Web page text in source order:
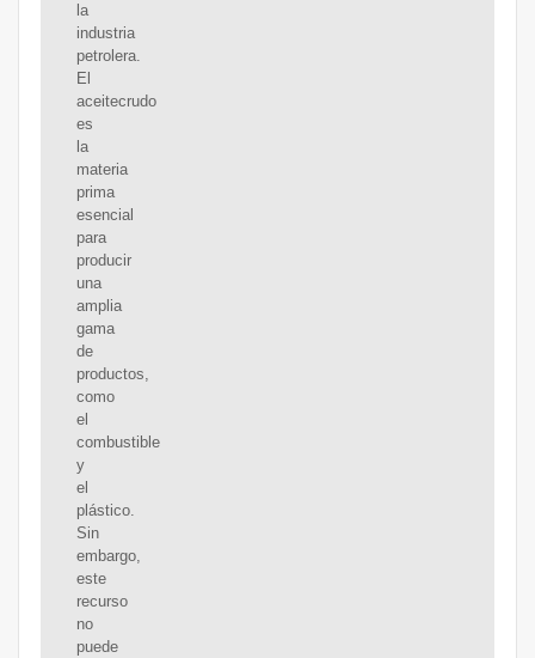
la
industria
petrolera.
El
aceitecrudo
es
la
materia
prima
esencial
para
producir
una
amplia
gama
de
productos,
como
el
combustible
y
el
plástico.
Sin
embargo,
este
recurso
no
puede